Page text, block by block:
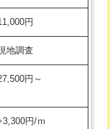
円
円
円
円
円
地調査
円～
円/ｍ